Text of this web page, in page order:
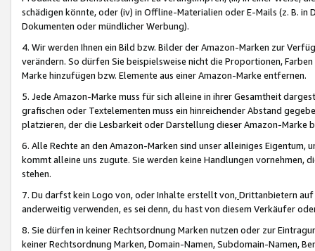
schädigen könnte, oder (iv) in Offline-Materialien oder E-Mails (z. B. in
Dokumenten oder mündlicher Werbung).
4. Wir werden Ihnen ein Bild bzw. Bilder der Amazon-Marken zur
verändern. So dürfen Sie beispielsweise nicht die Proportionen,
Marke hinzufügen bzw. Elemente aus einer Amazon-Marke entfernen.
5. Jede Amazon-Marke muss für sich alleine in ihrer Gesamtheit
grafischen oder Textelementen muss ein hinreichender Abstand
platzieren, der die Lesbarkeit oder Darstellung dieser Amazon-Marke
6. Alle Rechte an den Amazon-Marken sind unser alleiniges
kommt alleine uns zugute. Sie werden keine Handlungen vornehmen,
stehen.
7. Du darfst kein Logo von, oder Inhalte erstellt von,Drittanbietern auf
anderweitig verwenden, es sei denn, du hast von diesem Verkäufer
8. Sie dürfen in keiner Rechtsordnung Marken nutzen oder zur
keiner Rechtsordnung Marken, Domain-Namen, Subdomain-Namen,